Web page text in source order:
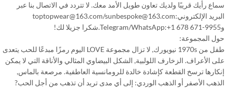
رأيك قريبًا ولديك تعاون طويل الأمد معك. لا تتردد في الاتصال بنا عبر
البريد الإلكتروني:toptopwear@163.com/sunbespoke@163.com
المجموعة:
طفل من 1970s نيويورك, لا تزال مجموعة LOVE اليوم رمزًا مبدعًا للحب يتعدى
الأعراف. الزخارف اللولبية, الشكل البيضاوي المثالي والأناقة التي لا يمكن
ترسخ القطعة كإشادة خالدة للرومانسية العاطفية. مرصعة بالماس,
الأصفر أو الذهب الوردي: إلى أي مدى تريد أن تذهب من أجل الحب?